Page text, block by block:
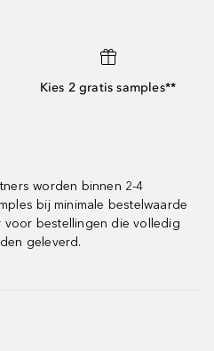
Kies 2 gratis samples**
worden binnen 2-4
bij minimale bestelwaarde
voor bestellingen die volledig
geleverd.